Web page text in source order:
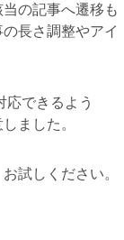
の記事へ遷移も
長さ調整やアイ
できるよう
ました。
試しください。